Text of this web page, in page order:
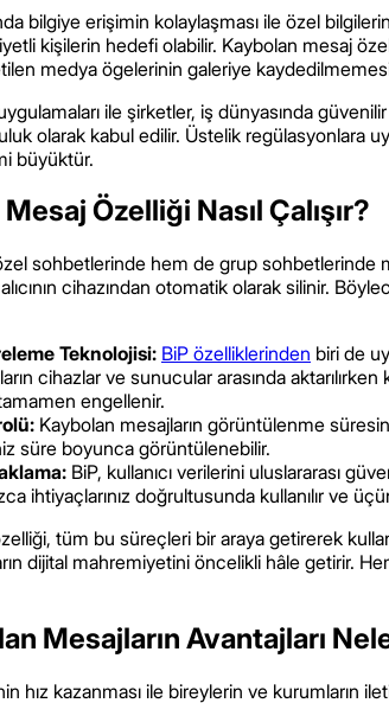
bilgiye erişimin kolaylaşması ile özel
kişilerin hedefi olabilir. Kaybolan mesaj
medya ögelerinin galeriye
ile şirketler, iş dünyasında
olarak kabul edilir. Üstelik regülasyonlara
büyüktür.
Özelliği Nasıl Çalışır?
özel sohbetlerinde hem de grup
cihazından otomatik olarak silinir.
Teknolojisi: BiP özelliklerinden biri de
cihazlar ve sunucular arasında
engellenir.
Kaybolan mesajların görüntülenme
süre boyunca görüntülenebilir.
BiP, kullanıcı verilerini uluslararası
ihtiyaçlarınız doğrultusunda kullanılır ve
tüm bu süreçleri bir araya getirerek
dijital mahremiyetini öncelikli hâle getirir.
Mesajların Avantajları
hız kazanması ile bireylerin ve kurumların